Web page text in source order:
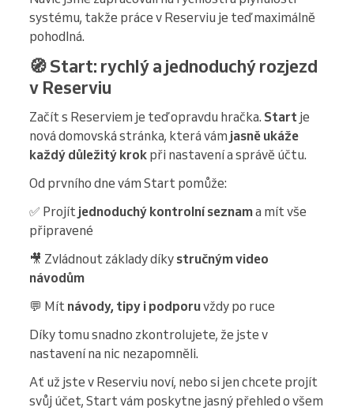
systému, takže práce v Reserviu je teď maximálně
pohodlná.
🧭 Start: rychlý a jednoduchý rozjezd
v Reserviu
Začít s Reserviem je teď opravdu hračka. Start je
nová domovská stránka, která vám jasně ukáže
každý důležitý krok při nastavení a správě účtu.
Od prvního dne vám Start pomůže:
✅ Projít jednoduchý kontrolní seznama mít vše
připravené
🎥 Zvládnout základy díky stručným video
návodům
💬 Mít návody, tipy i podporuvždy po ruce
Díky tomu snadno zkontrolujete, že jste v
nastavení na nic nezapomněli.
Ať už jste v Reserviu noví, nebo si jen chcete projít
svůj účet, Start vám poskytne jasný přehled o všem